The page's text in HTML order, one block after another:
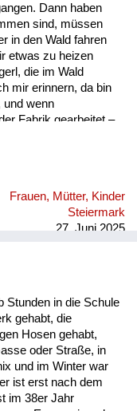
Dann haben
sind, müssen
in den Wald fahren
etwas zu heizen
die im Wald
mir erinnern, da bin
und wenn
Fabrik gearbeitet –
Keller gehabt, da
bis Entwarnung
Frauen, Mütter, Kinder
Steiermark
27. Juni 2025
Stunden in die Schule
gehabt, die
Hosen gehabt,
oder Straße, in
und im Winter war
ist erst nach dem
im 38er Jahr